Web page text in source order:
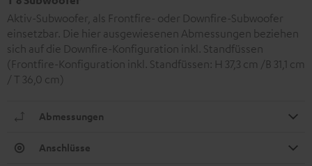
Aktiv-Subwoofer, als Frontfire- oder Downfire-Subwoofer
einsetzbar. Die hier ausgewiesenen Abmessungen beziehen
sich auf die Downfire-Konfiguration inkl. Standfüssen
(Frontfire-Konfiguration inkl. Standfüssen: H 37,3 cm /B 31,1 cm
/ T 36,0 cm)
Abmessungen
Anschlüsse